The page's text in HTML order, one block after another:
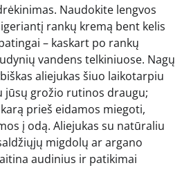
Naudokite lengvos
rankų kremą bent kelis
– kaskart po rankų
vandens telkiniuose. Nagų
aliejukas šiuo laikotarpiu
grožio rutinos draugu;
prieš eidamos miegoti,
į odą. Aliejukas su natūraliu
migdolų ar argano
audinius ir patikimai